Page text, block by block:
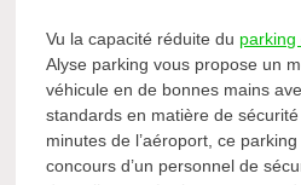
Vu la capacité réduite du parking
Alyse parking vous propose un
véhicule en de bonnes mains
standards en matière de
minutes de l’aéroport, ce
concours d’un personnel de